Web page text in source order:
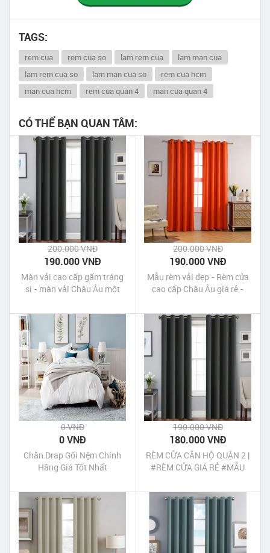
TAGS:
rem cua rem cua so lam rem cua
lam man cua
lam rem cua so
lam man cua so
rem cua hcm
man cua hcm
rem cua quan 4 man cua quan 4
CÓ THỂ BẠN QUAN TÂM:
200.000 VNĐ
190.000 VNĐ
Màn vải cao cấp gấm tráng
si - màn vải Châu Âu một
giá rẻ
200.000 VNĐ
190.000 VNĐ
Mẫu rèm vải đẹp - Rèm cửa
cao cấp Châu Âu giá rẻ -
màu
0 VNĐ
0 VNĐ
Chăn Drap Gối Nệm Chính
Hãng Giá Tốt Nhất
190.000 VNĐ
180.000 VNĐ
RÈM CỬA CĂN HỘ QUẬN 2 |
#RÈM CỬA GIÁ RẺ #MẪU